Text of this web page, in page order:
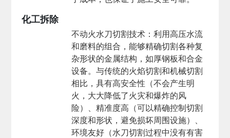
化工拆除
不动火水刀切割技术 ：利用高压水流
和磨料的组合，能够精确切割各种复
杂形状的金属结构，如厚钢板和合金
设备。与传统的火焰切割和机械切割
相比，具有高安全性（不会产生明
火，大大降低了火灾和爆炸的风
险）、精准度高（可以精确控制切割
深度和形状，避免损坏周围设施）、
环境友好（水刀切割过程中没有有害